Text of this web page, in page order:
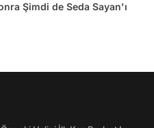
Şimdi de Seda Sayan'ı